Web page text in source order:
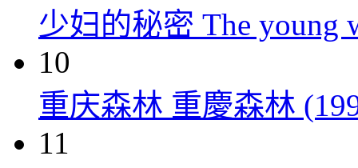
少妇的秘密 The young
10
重庆森林 重慶森林
11